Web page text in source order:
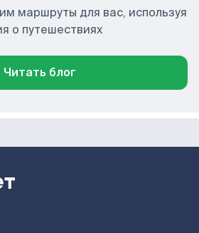
маршруты для вас, используя
о путешествиях
Читать блог